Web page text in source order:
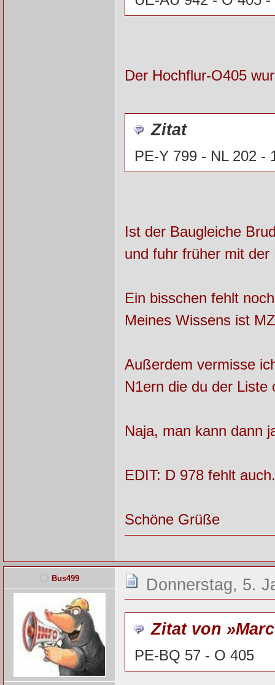
Der Hochflur-O405
Zitat
PE-Y 799 - NL 202 -
Ist der Baugleiche
und fuhr früher mit
Ein bisschen fehlt
Meines Wissens ist
Außerdem vermisse
N1ern die du der
Naja, man kann dann
EDIT: D 978 fehlt
Schöne Grüße
Bus499 Donnerstag, 5.
Zitat von
PE-BQ 57 - O 405